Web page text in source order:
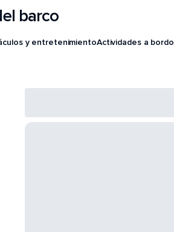
barco
y entretenimientoActividades a bordo